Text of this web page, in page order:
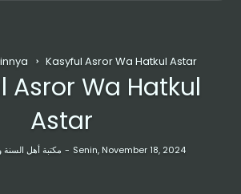
Kasyful Asror Wa Hatkul Astar
مكتبة أهل السنة Senin, November 18, 2024
Asror Wa Hatkul
Astar